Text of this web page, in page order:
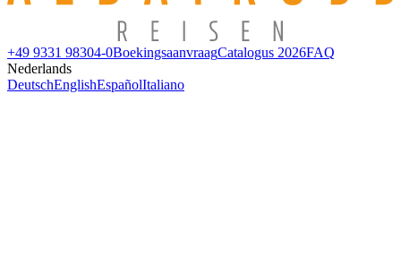
+49 9331 98304-0BoekingsaanvraagCatalogus 2026FAQ
Nederlands
DeutschEnglishEspañolItaliano